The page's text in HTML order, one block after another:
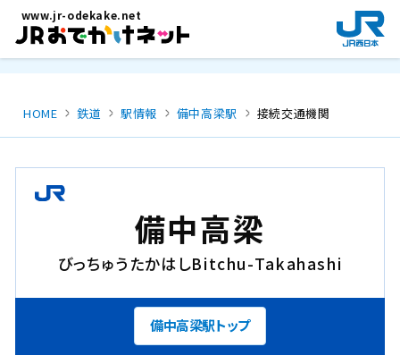
メインコンテンツにスキップ
www.jr-odekake.net
新
規
ウ
で
す
HOME 鉄道 駅情報 備中高梁駅 接続交通機関
備中高梁
びっちゅうたかはしBitchu-Takahashi
備中高梁駅トップ